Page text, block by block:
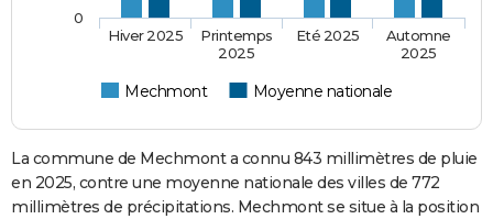
Mechmont Moyenne nationale
Hiver 2025
Printemps
2025
Eté 2025
Automne
2025
0
La commune de Mechmont a connu 843 millimètres de pluie
en 2025, contre une moyenne nationale des villes de 772
millimètres de précipitations. Mechmont se situe à la position